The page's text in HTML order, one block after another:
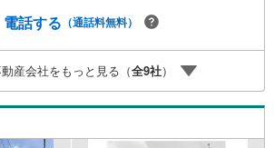
けど良い物件が無いなぁ・・頭金無くても平
ます！お問い合わせをお待ちしております!!
電話する （通話料無料）
産会社をもっと見る（全9社）